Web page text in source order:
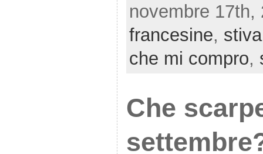
novembre 17th,
francesine,
che mi compro,
Che